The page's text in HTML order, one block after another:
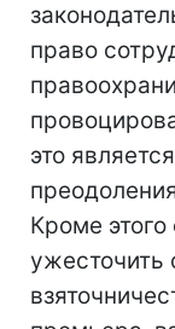
право
это
Кроме
ужесточить